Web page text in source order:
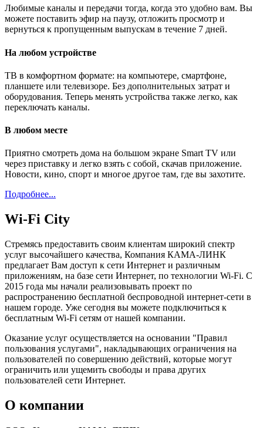
Любимые каналы и передачи тогда, когда это удобно вам. Вы
можете поставить эфир на паузу, отложить просмотр и
вернуться к пропущенным выпускам в течение 7 дней.
На любом устройстве
ТВ в комфортном формате: на компьютере, смартфоне,
планшете или телевизоре. Без дополнительных затрат и
оборудования. Теперь менять устройства также легко, как
переключать каналы.
В любом месте
Приятно смотреть дома на большом экране Smart TV или
через приставку и легко взять с собой, скачав приложение.
Новости, кино, спорт и многое другое там, где вы захотите.
Подробнее...
Wi-Fi City
Стремясь предоставить своим клиентам широкий спектр
услуг высочайшего качества, Компания КАМА-ЛИНК
предлагает Вам доступ к сети Интернет и различным
приложениям, на базе сети Интернет, по технологии Wi-Fi. С
2015 года мы начали реализовывать проект по
распространению бесплатной беспроводной интернет-сети в
нашем городе. Уже сегодня вы можете подключиться к
бесплатным Wi-Fi сетям от нашей компании.
Оказание услуг осуществляется на основании "Правил
пользования услугами", накладывающих ограничения на
пользователей по совершению действий, которые могут
ограничить или ущемить свободы и права других
пользователей сети Интернет.
О компании